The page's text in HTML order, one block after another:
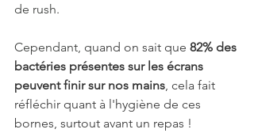
de rush.
Cependant, quand on sait que 82% des
bactéries présentes sur les écrans
peuvent finir sur nos mains , cela fait
réfléchir quant à l'hygiène de ces
bornes, surtout avant un repas !